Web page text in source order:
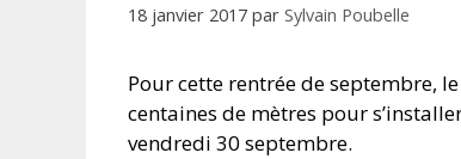
18 janvier 2017 par Sylvain Poubelle
Pour cette rentrée de septembre,
centaines de mètres pour
vendredi 30 septembre.